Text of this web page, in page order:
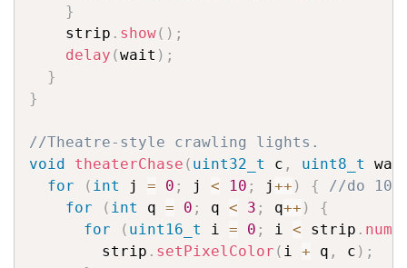
}
    strip
. show( ) ;
delay (wait ) ;
}
}
//Theatre-style crawling lights.
void
theaterChase ( uint32_t c , uint8_t
for
( int j = 0 ; j < 10 ; j++ ) {
//do 10
for
( int q = 0 ; q < 3 ; q++ )
{
for
( uint16_t i = 0 ; i < strip .
        strip
. setPixelColor ( i + q , c ) ;